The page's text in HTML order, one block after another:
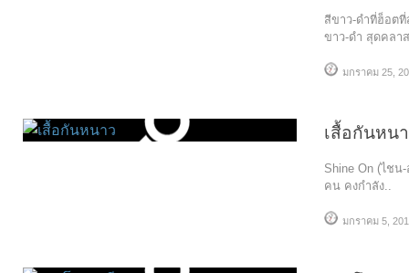
สีขาว-ดำที่ฮ็อต
ขาว-ดำ สุดคลา
มกราคม 25,
เสื้อกันหน
Shine On (ไชน
คน คงกำลัง..
มกราคม 5,